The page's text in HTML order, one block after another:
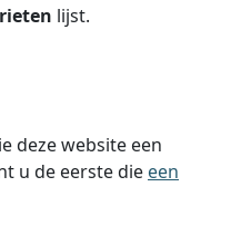
lijst.
deze website een
u de eerste die een